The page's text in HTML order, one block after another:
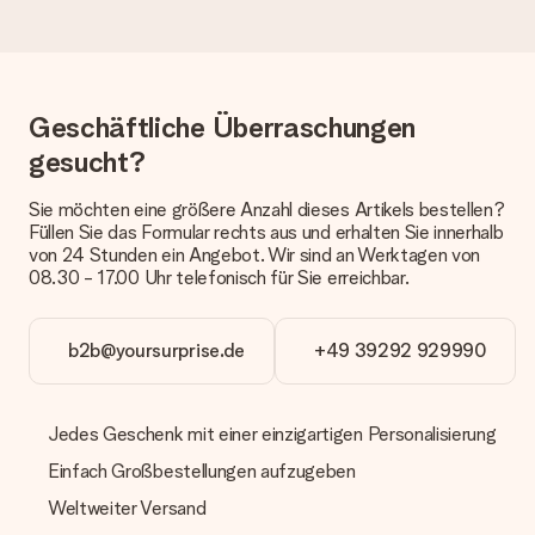
Welche Lieferoptionen stehen zur Verfügung?
Derzeit können wir (noch) keine verschiedenen Lieferoptionen
Päckchen versendet. Möchtest du wissen, ob es als Paket
oder Päckchen geliefert wird, kontaktiere bitte unseren
Kundenservice.
Wie kann ich meine Bestellung bezahlen?
Wir bieten die folgenden Zahlungsoptionen an: Vorauskasse
mit normaler Überweisung, Sofortüberweisung, Paypal,
manuellen Überweisung verlängert sich die Lieferzeit des
Geschenk empfangen
Geschäftliche Überraschungen
gesucht?
Sie möchten eine größere Anzahl dieses Artikels bestellen?
Füllen Sie das Formular rechts aus und erhalten Sie innerhalb
von 24 Stunden ein Angebot. Wir sind an Werktagen von
08.30 - 17.00 Uhr telefonisch für Sie erreichbar.
b2b@yoursurprise.de +49 39292 929990
Jedes Geschenk mit einer einzigartigen Personalisierung
Einfach Großbestellungen aufzugeben
Weltweiter Versand